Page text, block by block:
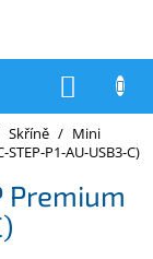
Skříně / Mini
P1-AU-USB3-C)
Premium